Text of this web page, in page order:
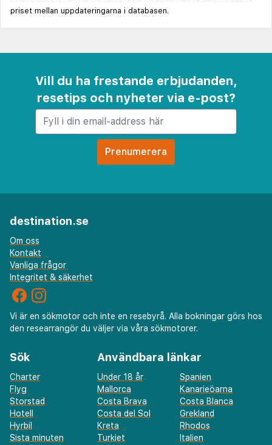
priset mellan uppdateringarna i databasen.
Vill du ha frestande erbjudanden,
resetips och nyheter via e-post?
destination.se
Om oss
Kontakt
Vanliga frågor
Integritet & säkerhet
Vi är en sökmotor och inte en resebyrå. Alla bokningar görs hos
den researrangör du väljer via våra sökmotorer.
Sök
Charter
Flyg
Storstad
Hotell
Hyrbil
Sista minuten
Användbara länkar
Under 18 år
Spanien
Mallorca
Kanarieöarna
Costa Brava
Costa Blanca
Costa del Sol
Grekland
Kreta
Rhodos
Turkiet
Italien